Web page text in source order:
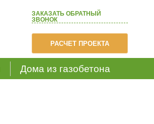
ЗАКАЗАТЬ ОБРАТНЫЙ
ЗВОНОК
РАСЧЕТ ПРОЕКТА
Дома из газобетона